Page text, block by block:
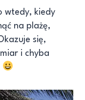
wtedy, kiedy
na plażę,
się,
i chyba